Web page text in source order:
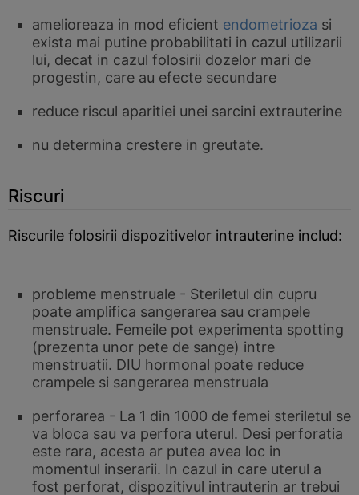
amelioreaza in mod eficient endometrioza si
exista mai putine probabilitati in cazul utilizarii
lui, decat in cazul folosirii dozelor mari de
progestin, care au efecte secundare
reduce riscul aparitiei unei sarcini extrauterine
nu determina crestere in greutate.
Riscuri
Riscurile folosirii dispozitivelor intrauterine includ:
probleme menstruale - Steriletul din cupru
poate amplifica sangerarea sau crampele
menstruale. Femeile pot experimenta spotting
(prezenta unor pete de sange) intre
menstruatii. DIU hormonal poate reduce
crampele si sangerarea menstruala
perforarea - La 1 din 1000 de femei steriletul se
va bloca sau va perfora uterul. Desi perforatia
este rara, acesta ar putea avea loc in
momentul inserarii. In cazul in care uterul a
fost perforat, dispozitivul intrauterin ar trebui